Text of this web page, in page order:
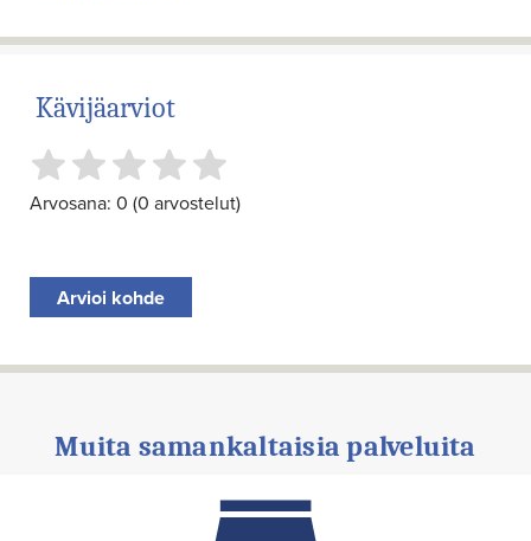
Kävijäarviot
Arvosana: 0 (0 arvostelut)
Arvioi kohde
Muita samankaltaisia palveluita